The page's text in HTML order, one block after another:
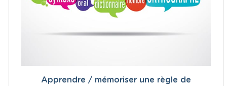
Apprendre / mémoriser une règle de